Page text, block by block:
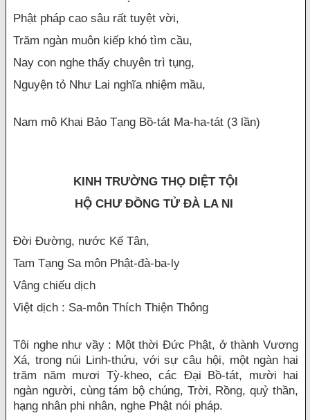
Phật pháp cao sâu rất tuyệt vời,
Trăm ngàn muôn kiếp khó tìm cầu,
Nay con nghe thấy chuyên trì tụng,
Nguyện tỏ Như Lai nghĩa nhiệm mầu,
Nam mô Khai Bảo Tạng Bồ-tát Ma-ha-tát (3 lần)
KINH TRƯỜNG THỌ DIỆT TỘI
HỘ CHƯ ĐỒNG TỬ ĐÀ LA NI
Đời Đường, nước Kế Tân,
Tam Tạng Sa môn Phật-đà-ba-ly
Vâng chiếu dịch
Việt dịch : Sa-môn Thích Thiện Thông
Tôi nghe như vầy : Một thời Đức Phật, ở thành Vương
Xá, trong núi Linh-thứu, với sự câu hội, một ngàn hai
trăm năm mươi Tỳ-kheo, các Đại Bồ-tát, mười hai
ngàn người, cùng tám bộ chúng, Trời, Rồng, quỷ thần,
hạng nhân phi nhân, nghe Phật nói pháp.